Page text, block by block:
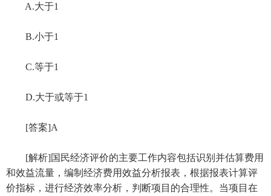
A.大于1
B.小于1
C.等于1
D.大于或等于1
[答案]A
[解析]国民经济评价的主要工作内容包括识别并估算费用
和效益流量，编制经济费用效益分析报表，根据报表计算评
价指标，进行经济效率分析，判断项目的合理性。当项目在